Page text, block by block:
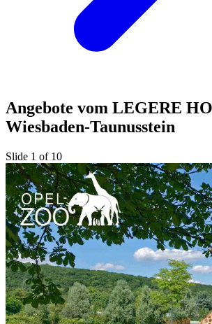
Angebote vom LEGERE
Wiesbaden-Taunusstein
Slide 1 of 10